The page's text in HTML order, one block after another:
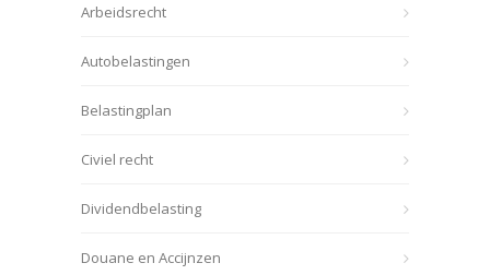
Arbeidsrecht
Autobelastingen
Belastingplan
Civiel recht
Dividendbelasting
Douane en Accijnzen